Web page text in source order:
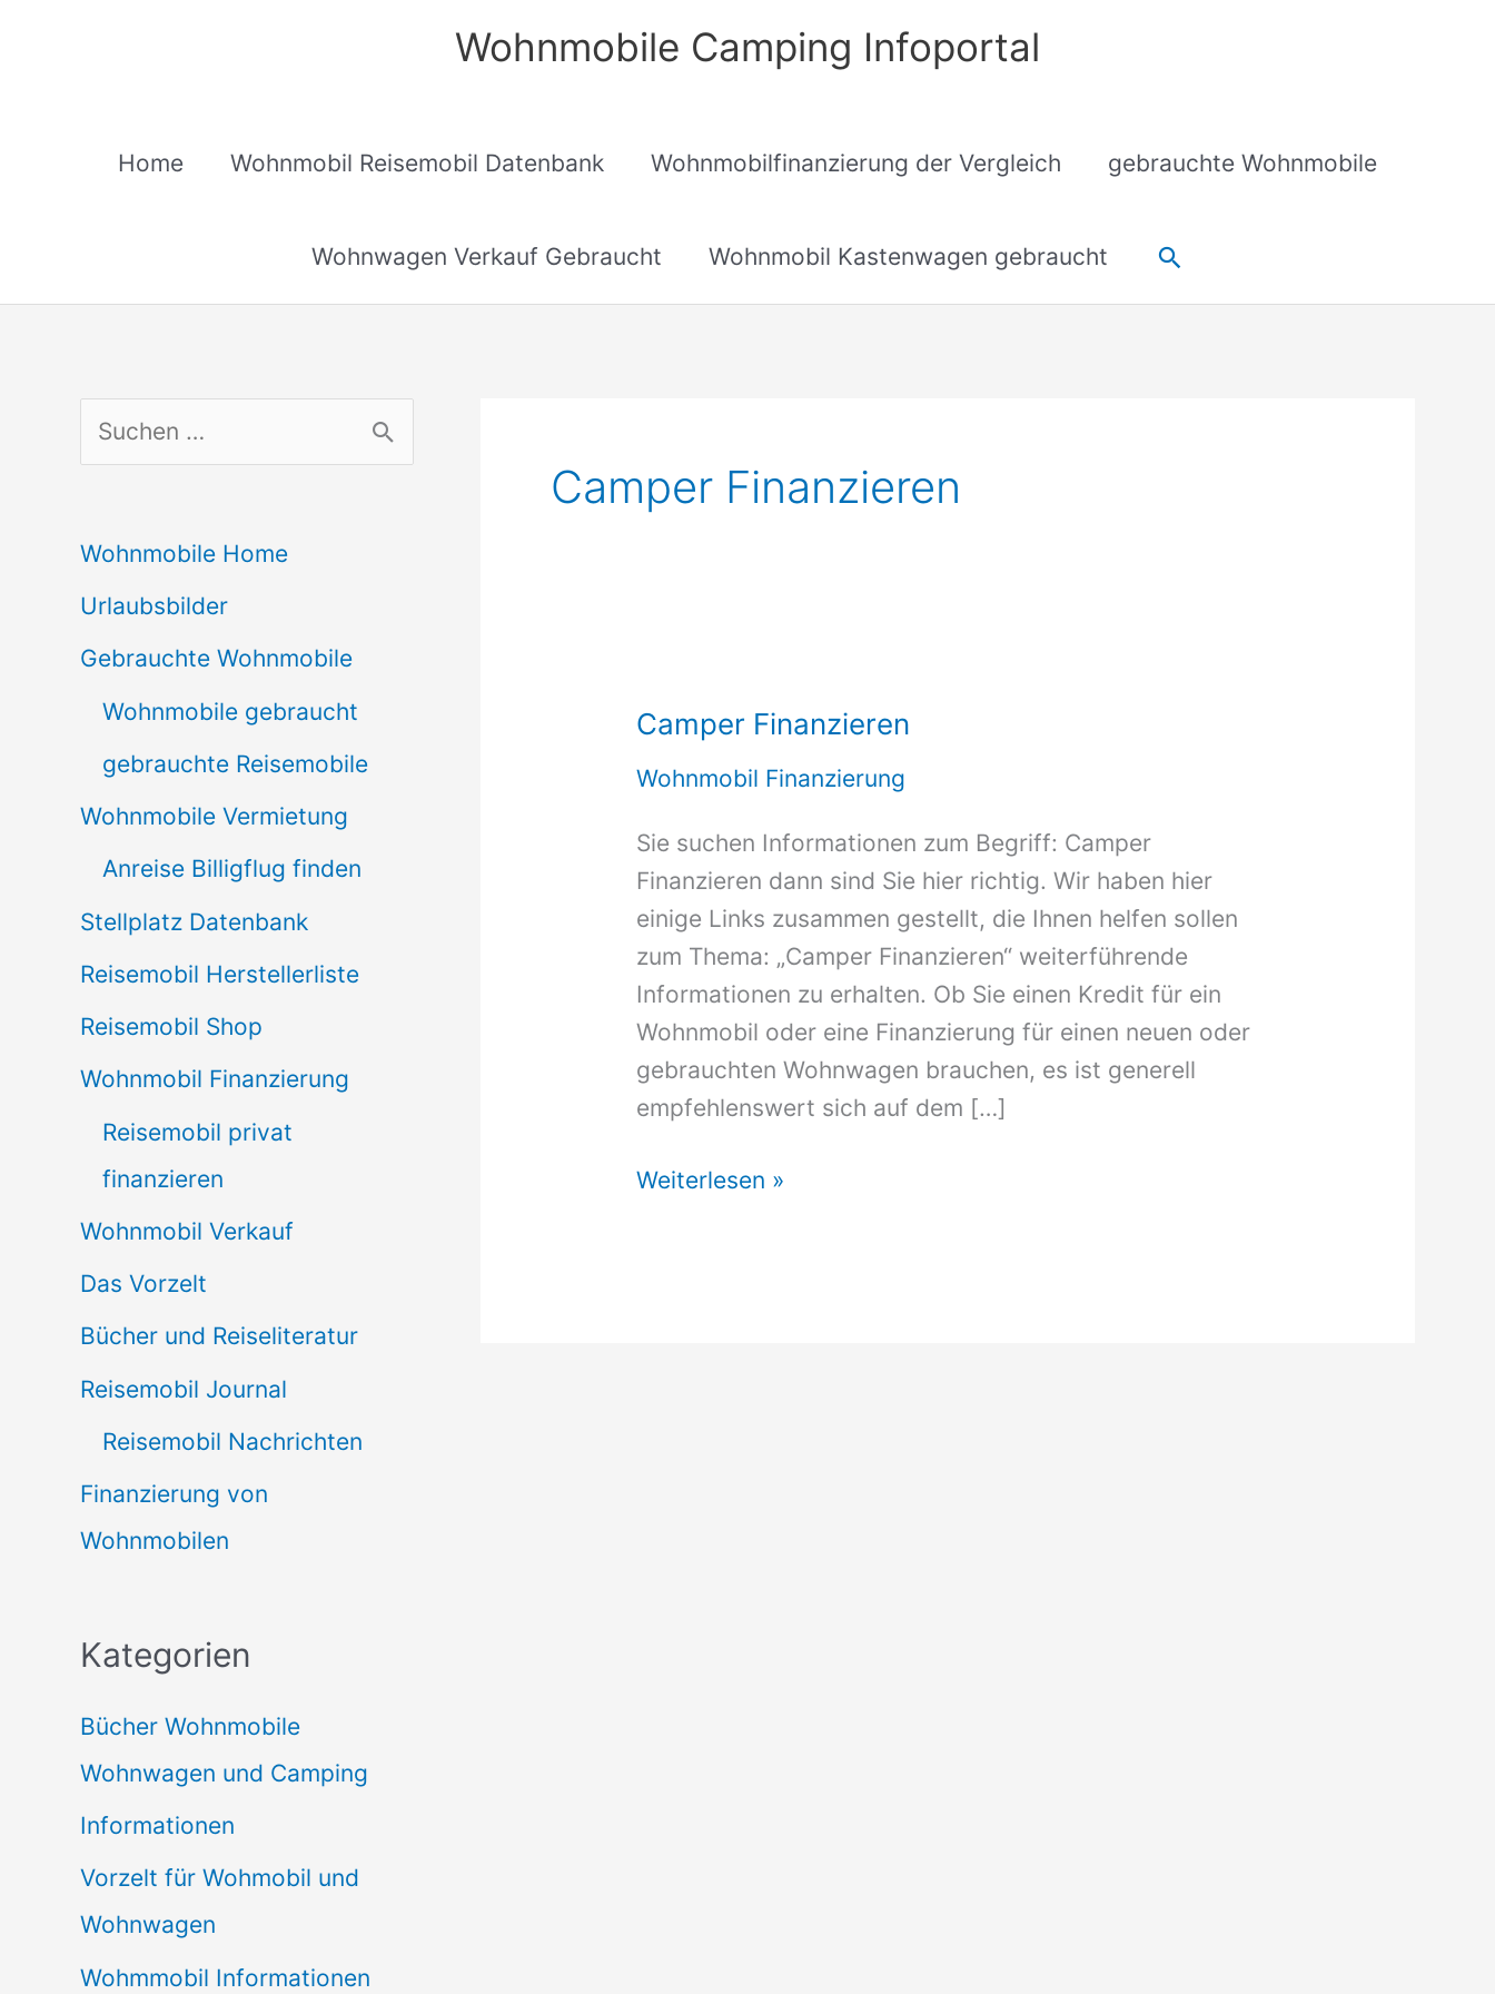
Wohnmobile Camping Infoportal
Home Wohnmobil Reisemobil Datenbank Wohnmobilfinanzierung der Vergleich gebrauchte Wohnmobile
Wohnwagen Verkauf Gebraucht Wohnmobil Kastenwagen gebraucht Suchen
u
h
e
n
Wohnmobile Home
Urlaubsbilder
Gebrauchte Wohnmobile
Wohnmobile gebraucht
gebrauchte Reisemobile
Wohnmobile Vermietung
Anreise Billigflug finden
Stellplatz Datenbank
Reisemobil Herstellerliste
Reisemobil Shop
Wohnmobil Finanzierung
Reisemobil privat
finanzieren
Wohnmobil Verkauf
Das Vorzelt
Bücher und Reiseliteratur
Reisemobil Journal
Reisemobil Nachrichten
Finanzierung von
Wohnmobilen
Kategorien
Bücher Wohnmobile
Wohnwagen und Camping
Informationen
Vorzelt für Wohmobil und
Wohnwagen
Wohmmobil Informationen
Camper Finanzieren
Camper Finanzieren
Wohnmobil Finanzierung
Sie suchen Informationen zum Begriff: Camper
Finanzieren dann sind Sie hier richtig. Wir haben hier
einige Links zusammen gestellt, die Ihnen helfen sollen
zum Thema: „Camper Finanzieren“ weiterführende
Informationen zu erhalten. Ob Sie einen Kredit für ein
Wohnmobil oder eine Finanzierung für einen neuen oder
gebrauchten Wohnwagen brauchen, es ist generell
empfehlenswert sich auf dem […]
Camper
Weiterlesen »